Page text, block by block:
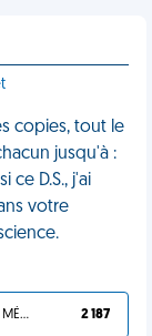
copies, tout le
jusqu'à :
ce D.S., j'ai
votre
TU L'AS BIEN MÉRITÉ 2 187